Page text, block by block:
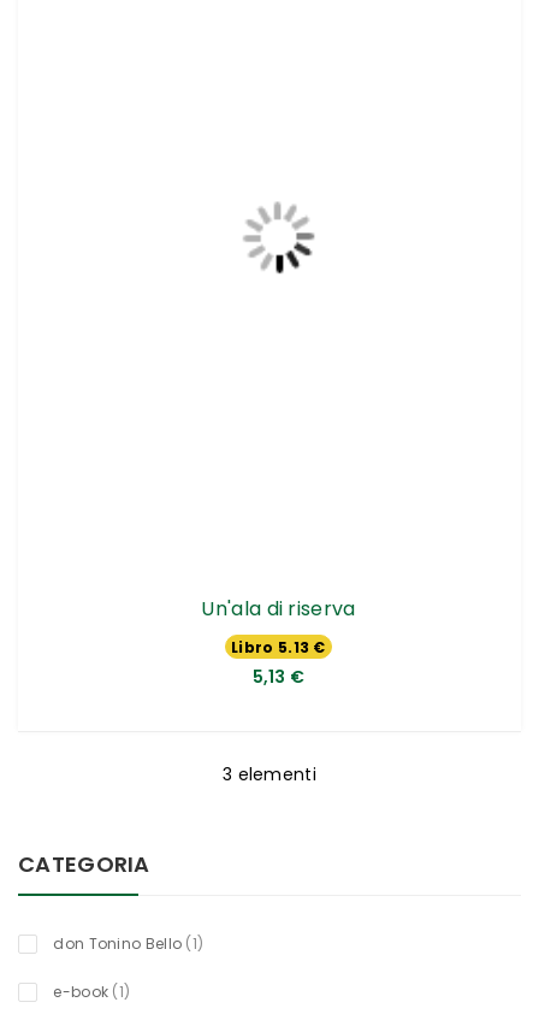
Un'ala di riserva
Libro 5.13 €
5,13 €
3 elementi
CATEGORIA
don Tonino Bello 1titolo
e-book 1titolo